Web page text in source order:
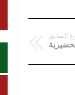
السابق